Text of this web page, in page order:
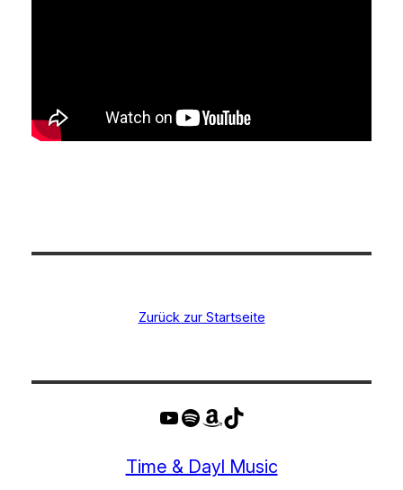
Zurück zur Startseite
YouTube
Spotify
Amazon
TikTok
Time & Dayl Music